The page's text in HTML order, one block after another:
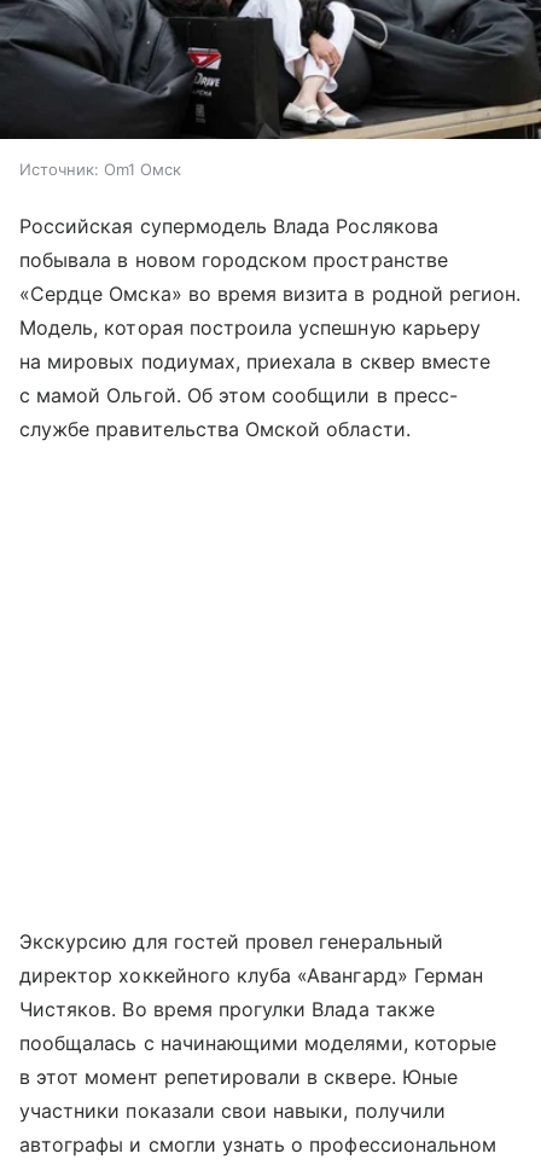
Источник: Om1 Омск
Российская супермодель Влада Рослякова
побывала в новом городском пространстве
«Сердце Омска» во время визита в родной регион.
Модель, которая построила успешную карьеру
на мировых подиумах, приехала в сквер вместе
с мамой Ольгой. Об этом сообщили в пресс-
службе правительства Омской области.
Экскурсию для гостей провел генеральный
директор хоккейного клуба «Авангард» Герман
Чистяков. Во время прогулки Влада также
пообщалась с начинающими моделями, которые
в этот момент репетировали в сквере. Юные
участники показали свои навыки, получили
автографы и смогли узнать о профессиональном